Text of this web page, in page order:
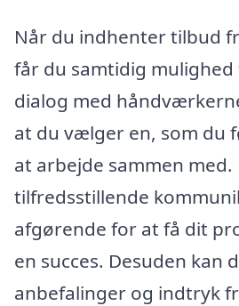
Når du indhenter tilbud
får du samtidig mulighed
dialog med
at du vælger en, som du
at arbejde sammen med.
tilfredsstillende
afgørende for at få dit
en succes. Desuden kan
anbefalinger og indtryk